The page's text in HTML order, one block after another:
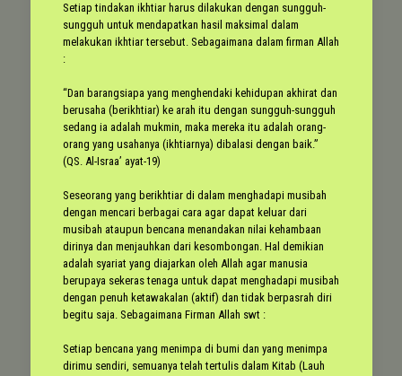
Setiap tindakan ikhtiar harus dilakukan dengan sungguh-
sungguh untuk mendapatkan hasil maksimal dalam
melakukan ikhtiar tersebut. Sebagaimana dalam firman Allah
:
“Dan barangsiapa yang menghendaki kehidupan akhirat dan
berusaha (berikhtiar) ke arah itu dengan sungguh-sungguh
sedang ia adalah mukmin, maka mereka itu adalah orang-
orang yang usahanya (ikhtiarnya) dibalasi dengan baik.”
(QS. Al-Israa’ ayat-19)
Seseorang yang berikhtiar di dalam menghadapi musibah
dengan mencari berbagai cara agar dapat keluar dari
musibah ataupun bencana menandakan nilai kehambaan
dirinya dan menjauhkan dari kesombongan. Hal demikian
adalah syariat yang diajarkan oleh Allah agar manusia
berupaya sekeras tenaga untuk dapat menghadapi musibah
dengan penuh ketawakalan (aktif) dan tidak berpasrah diri
begitu saja. Sebagaimana Firman Allah swt :
Setiap bencana yang menimpa di bumi dan yang menimpa
dirimu sendiri, semuanya telah tertulis dalam Kitab (Lauh